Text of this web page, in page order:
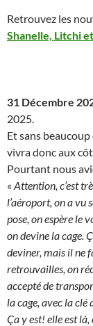
Retrouvez les
Shanelle, Litchi et
31 Décembre
2025.
Et sans
vivra donc aux
Pourtant nous
« Attention, c’est
l’aéroport, on a vu
pose, on espère le
on devine la cage.
deviner, mais il ne
retrouvailles, on
accepté de
la cage, avec la
Ça y est! elle est là,